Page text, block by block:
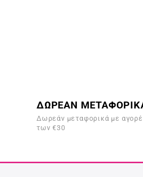
ΔΩΡΕΑΝ
Δωρεάν μεταφορικά με
των €30